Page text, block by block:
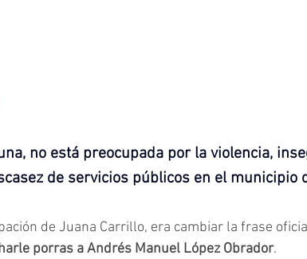
no está preocupada por la violencia,
de servicios públicos en el municipio
de Juana Carrillo, era cambiar la frase
porras a Andrés Manuel López Obrador.